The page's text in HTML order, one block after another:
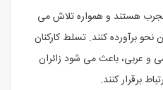
هستند و همواره تلاش می
نحو برآورده کنند. تسلط کارکنان
و عربی، باعث می ‌شود زائران
برقرار کنند.